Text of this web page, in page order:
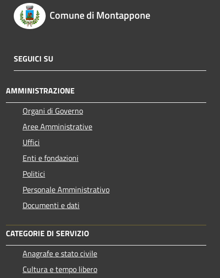
Comune di Montappone
SEGUICI SU
AMMINISTRAZIONE
Organi di Governo
Aree Amministrative
Uffici
Enti e fondazioni
Politici
Personale Amministrativo
Documenti e dati
CATEGORIE DI SERVIZIO
Anagrafe e stato civile
Cultura e tempo libero